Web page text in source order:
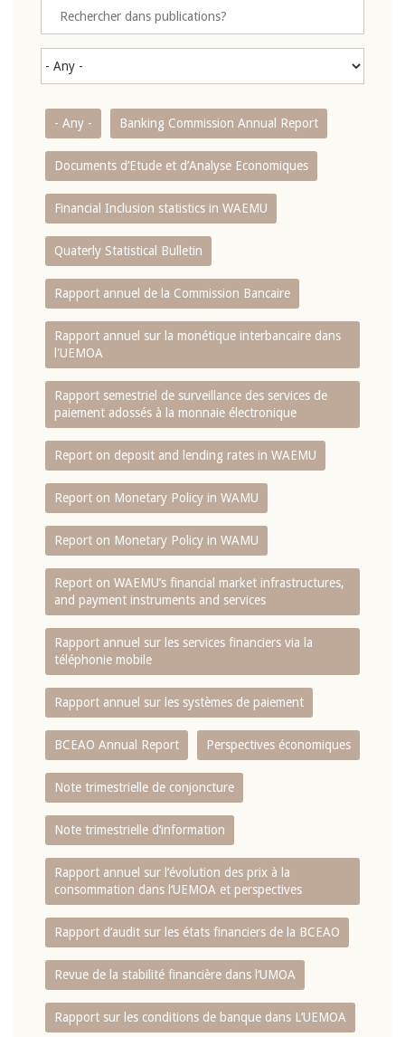
- Any - Banking Commission Annual Report
Documents d’Etude et d’Analyse Economiques
Financial Inclusion statistics in WAEMU
Quaterly Statistical Bulletin
Rapport annuel de la Commission Bancaire
Rapport annuel sur la monétique interbancaire dans
l'UEMOA
Rapport semestriel de surveillance des services de
paiement adossés à la monnaie électronique
Report on deposit and lending rates in WAEMU
Report on Monetary Policy in WAMU
Report on Monetary Policy in WAMU
Report on WAEMU’s financial market infrastructures,
and payment instruments and services
Rapport annuel sur les services financiers via la
téléphonie mobile
Rapport annuel sur les systèmes de paiement
BCEAO Annual Report Perspectives économiques
Note trimestrielle de conjoncture
Note trimestrielle d‘information
Rapport annuel sur l‘évolution des prix à la
consommation dans l‘UEMOA et perspectives
Rapport d‘audit sur les états financiers de la BCEAO
Revue de la stabilité financière dans l‘UMOA
Rapport sur les conditions de banque dans L‘UEMOA